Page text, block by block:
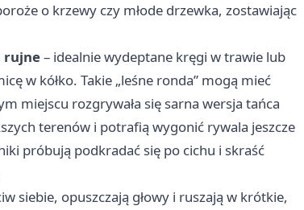
o krzewy czy młode drzewka, zostawiając
rujne– idealnie wydeptane kręgi w trawie lub
w kółko. Takie „leśne ronda” mogą mieć
miejscu rozgrywała się sarna wersja tańca
terenów i potrafią wygonić rywala jeszcze
próbują podkradać się po cichu i skraść
siebie, opuszczają głowy i ruszają w krótkie,